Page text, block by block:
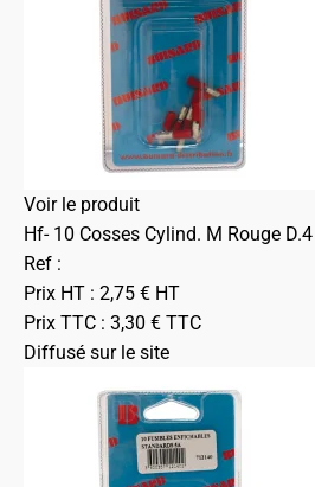
Voir le produit
Hf- 10 Cosses Cylind. M Rouge D.4
Ref :
Prix HT : 2,75 € HT
Prix TTC : 3,30 € TTC
Diffusé sur le site